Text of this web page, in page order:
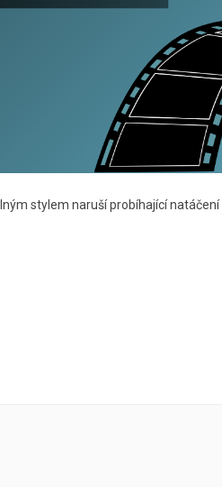
stylem naruší probíhající natáčení